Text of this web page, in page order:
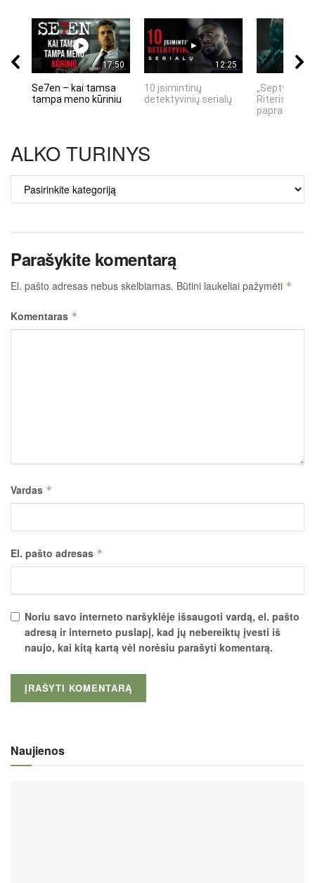
17:50
Se7en – kai tamsa
tampa meno kūriniu
12:25
10 įsimintinų
detektyvinių serialų
„Septynių
Riteris" – kai
ALKO TURINYS
ALKO
TURINYS
Parašykite komentarą
El. pašto adresas nebus skelbiamas. Būtini laukeliai pažymėti *
Komentaras *
Vardas *
El. pašto adresas *
Noriu savo interneto naršyklėje išsaugoti vardą, el. pašto
adresą ir interneto puslapį, kad jų nebereiktų įvesti iš
naujo, kai kitą kartą vėl norėsiu parašyti komentarą.
Naujienos